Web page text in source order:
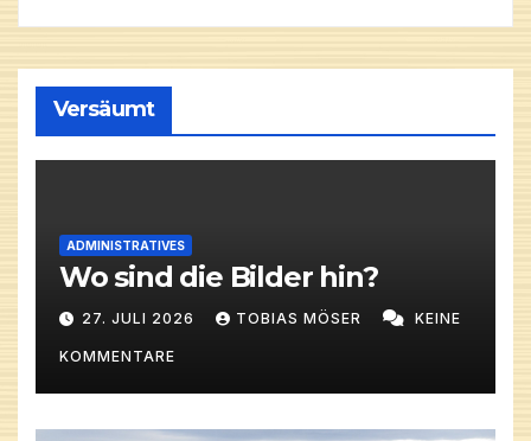
Versäumt
ADMINISTRATIVES
Wo sind die Bilder hin?
27. JULI 2026 TOBIAS MÖSER KEINE
KOMMENTARE